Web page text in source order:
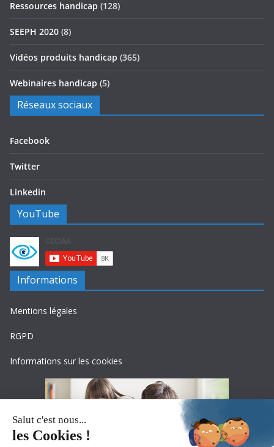
Ressources handicap (128)
SEEPH 2020 (8)
Vidéos produits handicap (365)
Webinaires handicap (5)
Réseaux sociaux
Facebook
Twitter
Linkedin
YouTube
Informations
Mentions légales
RGPD
Informations sur les cookies